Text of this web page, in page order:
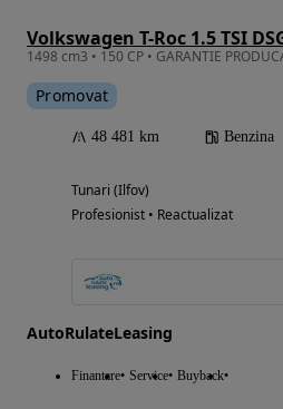
Volkswagen T-Roc 1.5 TSI
Promovat
48 481 km Benzina
Tunari (Ilfov)
Profesionist • Reactualizat
AutoRulateLeasing
Finantare Service Buyback